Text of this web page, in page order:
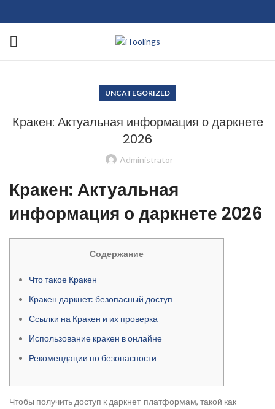
UNCATEGORIZED
Кракен: Актуальная информация о даркнете
2026
Administrator
Кракен: Актуальная
информация о даркнете 2026
Содержание
Что такое Кракен
Кракен даркнет: безопасный доступ
Ссылки на Кракен и их проверка
Использование кракен в онлайне
Рекомендации по безопасности
Чтобы получить доступ к даркнет-платформам, такой как